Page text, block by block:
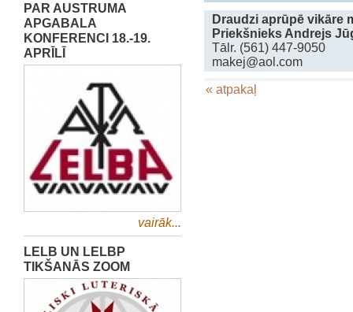
PAR AUSTRUMA
APGABALA
KONFERENCI 18.-19.
APRĪLĪ
vairāk...
LELB UN LELBP
TIKŠANĀS ZOOM
Draudzi aprūpē vikāre
Priekšnieks Andrejs
Tālr. (561) 447-9050
makej@aol.com
« atpakaļ